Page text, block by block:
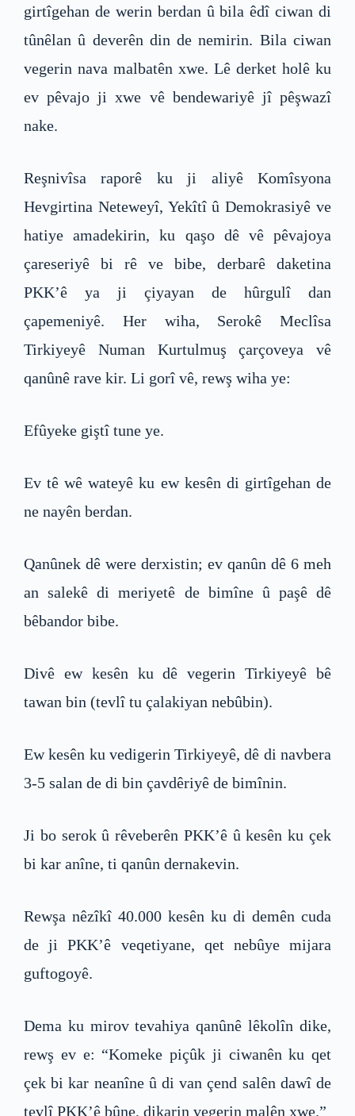
girtîgehan de werin berdan û bila êdî ciwan di
tûnêlan û deverên din de nemirin. Bila ciwan
vegerin nava malbatên xwe. Lê derket holê ku
ev pêvajo ji xwe vê bendewariyê jî pêşwazî
nake.
Reşnivîsa raporê ku ji aliyê Komîsyona
Hevgirtina Neteweyî, Yekîtî û Demokrasiyê ve
hatiye amadekirin, ku qaşo dê vê pêvajoya
çareseriyê bi rê ve bibe, derbarê daketina
PKK’ê ya ji çiyayan de hûrgulî dan
çapemeniyê. Her wiha, Serokê Meclîsa
Tirkiyeyê Numan Kurtulmuş çarçoveya vê
qanûnê rave kir. Li gorî vê, rewş wiha ye:
Efûyeke giştî tune ye.
Ev tê wê wateyê ku ew kesên di girtîgehan de
ne nayên berdan.
Qanûnek dê were derxistin; ev qanûn dê 6 meh
an salekê di meriyetê de bimîne û paşê dê
bêbandor bibe.
Divê ew kesên ku dê vegerin Tirkiyeyê bê
tawan bin (tevlî tu çalakiyan nebûbin).
Ew kesên ku vedigerin Tirkiyeyê, dê di navbera
3-5 salan de di bin çavdêriyê de bimînin.
Ji bo serok û rêveberên PKK’ê û kesên ku çek
bi kar anîne, ti qanûn dernakevin.
Rewşa nêzîkî 40.000 kesên ku di demên cuda
de ji PKK’ê veqetiyane, qet nebûye mijara
guftogoyê.
Dema ku mirov tevahiya qanûnê lêkolîn dike,
rewş ev e: “Komeke piçûk ji ciwanên ku qet
çek bi kar neanîne û di van çend salên dawî de
tevlî PKK’ê bûne, dikarin vegerin malên xwe.”